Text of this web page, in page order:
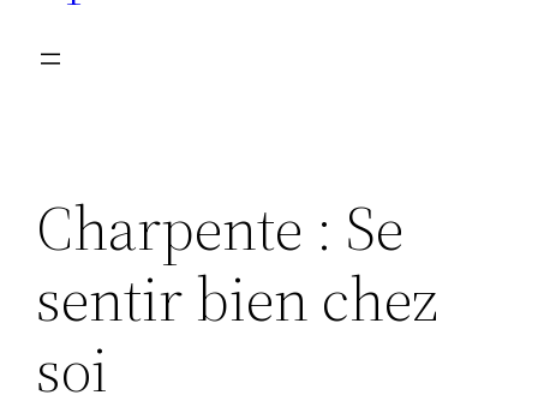
Charpente : Se
sentir bien chez
soi